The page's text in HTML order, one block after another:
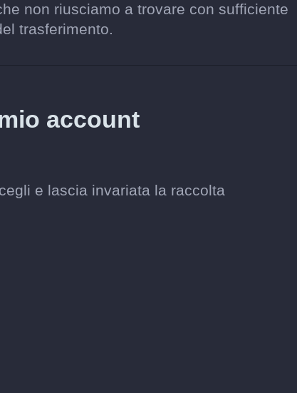
non riusciamo a trovare con sufficiente
trasferimento.
account
e lascia invariata la raccolta